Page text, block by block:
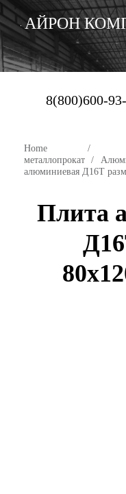
АЙРОН
8(800)600-
Home /
металлопрокат /
алюминиевая Д16Т
Плита